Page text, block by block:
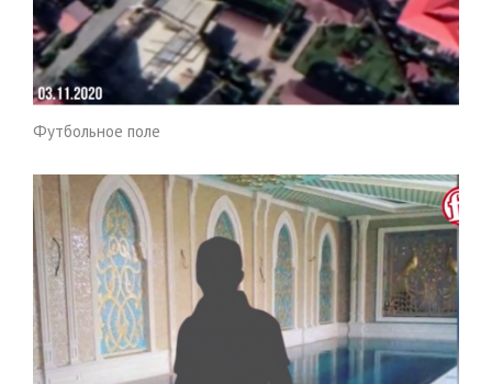
Футбольное поле